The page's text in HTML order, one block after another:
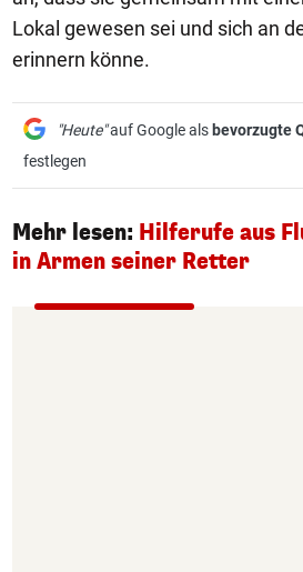
Lokal gewesen sei und sich an
erinnern könne.
"Heute"auf Google als bevorzugte
festlegen
Mehr lesen: Hilferufe aus
in Armen seiner Retter